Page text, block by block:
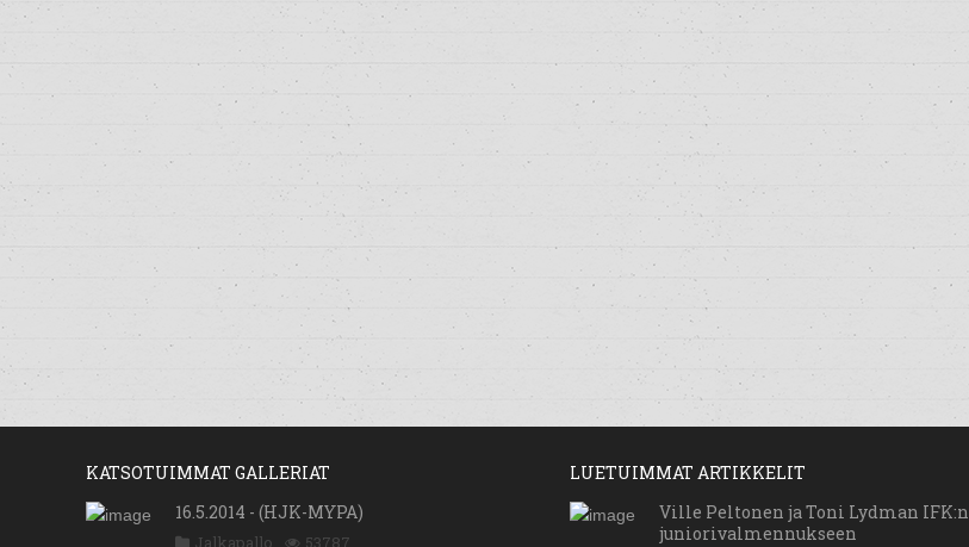
KATSOTUIMMAT GALLERIAT
16.5.2014 - (HJK-MYPA)
Jalkapallo 53787
LUETUIMMAT ARTIKKELIT
Ville Peltonen ja Toni Lydman IFK:n
juniorivalmennukseen